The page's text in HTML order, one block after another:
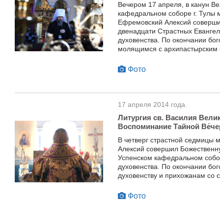
Вечером 17 апреля, в канун
кафедральном соборе г. Тулы
Ефремовский Алексий
двенадцати Страстных
духовенства. По окончании
молящимся с архипастырским
Фото
17 апреля 2014 года.
Литургия св. Василия
Воспоминание Тайной
В четверг страстной седмицы
Алексий совершил
Успенском кафедральном
духовенства. По окончании
духовенству и прихожанам со
Фото